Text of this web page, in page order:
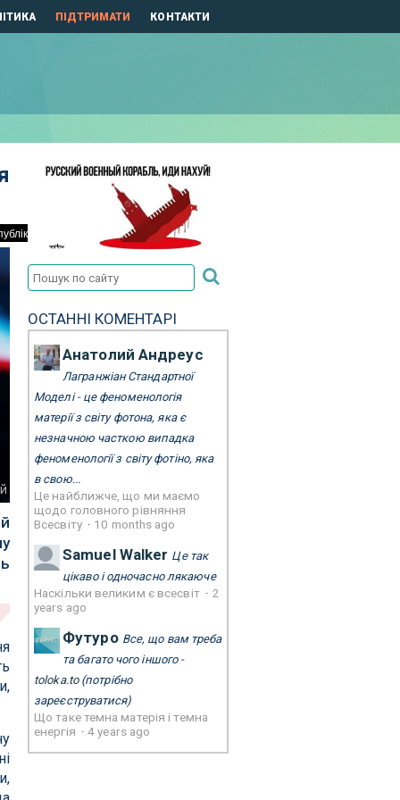
ПІДТРИМАТИ КОНТАКТИ
ОСТАННІ КОМЕНТАРІ
Анатолий Андреус
Лагранжіан Стандартної
Моделі - це феноменологія
матерії з світу фотона, яка є
незначною часткою випадка
феноменології з світу фотіно, яка
в свою...
Це найближче, що ми маємо
щодо головного рівняння
Всесвіту · 10 months ago
Samuel Walker Це так
цікаво і одночасно лякаюче
Наскільки великим є всесвіт · 2
years ago
Футуро Все, що вам треба
та багато чого іншого -
toloka.to(потрібно
зареєструватися)
Що таке темна матерія і темна
енергія ·4 years ago